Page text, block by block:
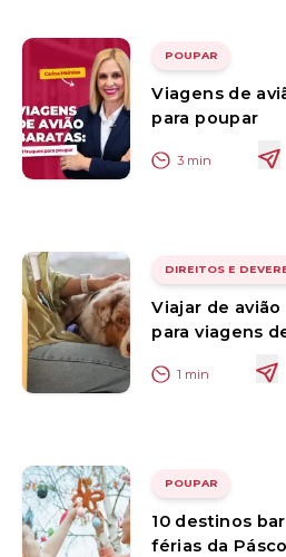
POUPAR
Viagens de
para poupar
3 min
DIREITOS E
Viajar de
para viagens
1 min
POUPAR
10 destinos
férias da